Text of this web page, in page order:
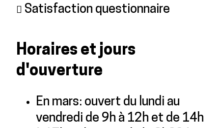
Satisfaction questionnaire
Horaires et jours
d'ouverture
En mars: ouvert du lundi au
vendredi de 9h à 12h et de 14h